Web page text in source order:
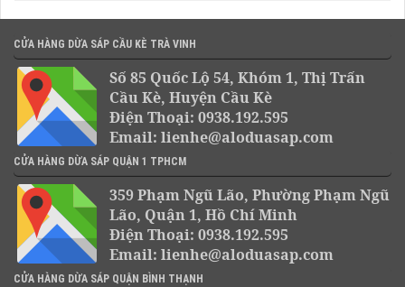
CỬA HÀNG DỪA SÁP CẦU KÈ TRÀ VINH
Số 85 Quốc Lộ 54, Khóm 1, Thị Trấn
Cầu Kè, Huyện Cầu Kè
Điện Thoại: 0938.192.595
Email: lienhe@aloduasap.com
CỬA HÀNG DỪA SÁP QUẬN 1 TPHCM
359 Phạm Ngũ Lão, Phường Phạm Ngũ
Lão, Quận 1, Hồ Chí Minh
Điện Thoại: 0938.192.595
Email: lienhe@aloduasap.com
CỬA HÀNG DỪA SÁP QUẬN BÌNH THẠNH